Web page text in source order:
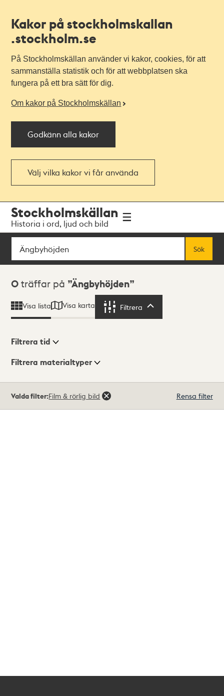
Kakor på stockholmskallan
.stockholm.se
På Stockholmskällan använder vi kakor, cookies, för att
sammanställa statistik och för att webbplatsen ska
fungera på ett bra sätt för dig.
Om kakor på Stockholmskällan
Godkänn alla kakor
Välj vilka kakor vi får använda
navigationen
huvudinnehållet
Stockholmskällan
Historia i ord, ljud och bild
Sök
Sök
Sökresultat
0 träffar på Ängbyhöjden
Visa lista Visa karta Filtrera
Visningsläge
Filtrera tid
Filtrera materialtyper
träffar
Valda filter:Film & rörlig bild Rensa filter